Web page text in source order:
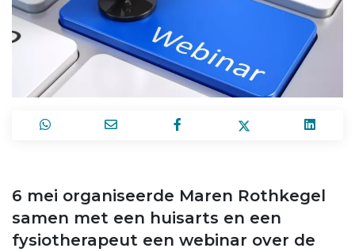
6 mei organiseerde Maren Rothkegel
samen met een huisarts en een
fysiotherapeut een webinar over de